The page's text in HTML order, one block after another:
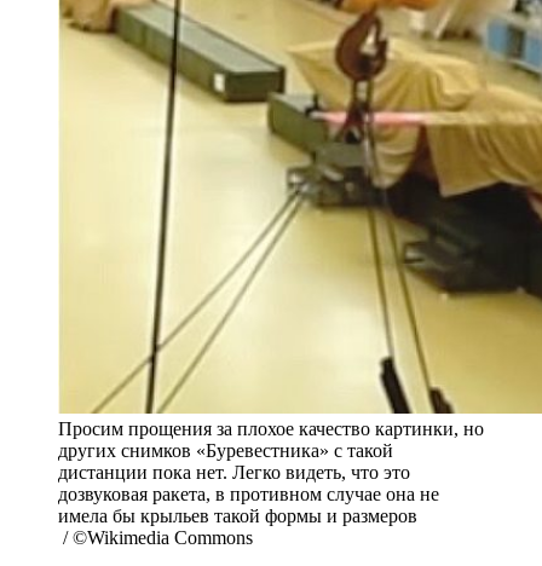
Просим прощения за плохое качество картинки, но
других снимков «Буревестника» с такой
дистанции пока нет. Легко видеть, что это
дозвуковая ракета, в противном случае она не
имела бы крыльев такой формы и размеров
/ ©Wikimedia Commons